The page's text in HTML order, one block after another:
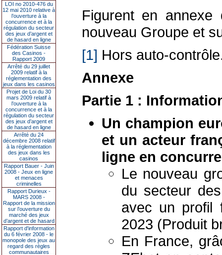
LOI no 2010-476 du
12 mai 2010 relative à
l’ouverture à la
concurrence et à la
régulation du secteur
des jeux d’argent et
de hasard en ligne
Fédération Suisse
des Casinos -
Rapport 2009
Arrêté du 29 juillet
2009 relatif à la
réglementation des
jeux dans les casinos
Projet de Loi du 30
mars 2009 relatif à
l’ouverture à la
concurrence et à la
régulation du secteur
des jeux d’argent et
de hasard en ligne
Arrêté du 24
décembre 2008 relatif
à la réglementation
des jeux dans les
casinos
Rapport Bauer - Juin
2008 - Jeux en ligne
et menaces
criminelles
Rapport Durieux -
MARS 2008 -
Rapport de la mission
sur l’ouverture du
marché des jeux
d’argent et de hasard
Rapport d'information
du 6 février 2008 - le
monopole des jeux au
regard des règles
communautaires
Figurent en
nouveau Groupe et
[1] Hors auto-
Annexe
Partie 1 :
Un champion
et un acteur
ligne en
Le nouveau
du secteur
avec un profil
2023 (Produit
En France,